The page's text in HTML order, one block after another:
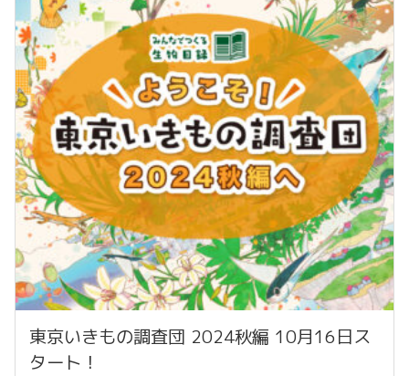
東京いきもの調査団 2024秋編 10月16日ス
タート！